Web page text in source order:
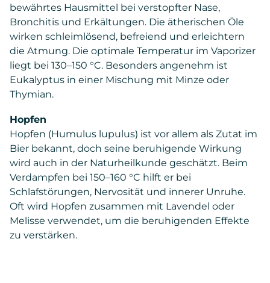
bewährtes Hausmittel bei verstopfter Nase,
Bronchitis und Erkältungen. Die ätherischen Öle
wirken schleimlösend, befreiend und erleichtern
die Atmung. Die optimale Temperatur im Vaporizer
liegt bei 130–150 °C. Besonders angenehm ist
Eukalyptus in einer Mischung mit Minze oder
Thymian.
Hopfen
Hopfen (Humulus lupulus) ist vor allem als Zutat im
Bier bekannt, doch seine beruhigende Wirkung
wird auch in der Naturheilkunde geschätzt. Beim
Verdampfen bei 150–160 °C hilft er bei
Schlafstörungen, Nervosität und innerer Unruhe.
Oft wird Hopfen zusammen mit Lavendel oder
Melisse verwendet, um die beruhigenden Effekte
zu verstärken.